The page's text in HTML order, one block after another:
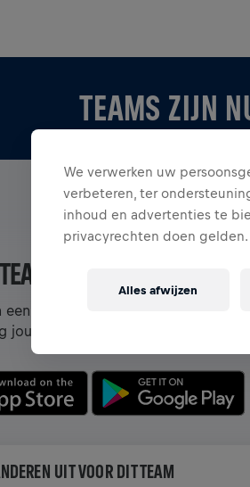
TEAMS ZIJN
IN DE APP
een team zit of je eigen team
jouw leaderboard en vier samen.
UIT VOOR DIT TEAM
We verwerken uw
verbeteren, ter
inhoud en advertenties te
privacyrechten doen
Alles afwijzen